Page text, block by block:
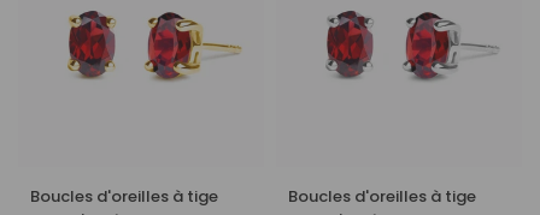
Boucles d'oreilles à tige
Boucles d'oreilles à tige